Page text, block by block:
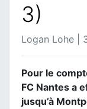
3)
Logan Lohe |
Pour le
FC Nantes a
jusqu’à